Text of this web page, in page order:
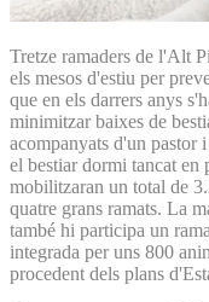
Tretze ramaders de l'Alt
els mesos d'estiu per
que en els darrers anys
minimitzar baixes de
acompanyats d'un pastor
el bestiar dormi tancat en
mobilitzaran un total de
quatre grans ramats. La
també hi participa un
integrada per uns 800
procedent dels plans